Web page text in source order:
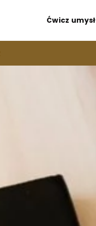
Ćwicz umysł